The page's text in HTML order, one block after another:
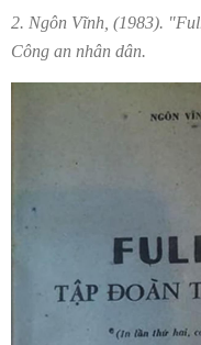
2. Ngôn Vĩnh, (1983).
Công an nhân dân.